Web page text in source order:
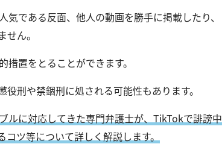
である反面、他人の動画を勝手に掲載したり、
ん。
置をとることができます。
刑や禁錮刑に処される可能性もあります。
ルに対応してきた専門弁護士が、TikTokで誹謗中
ツ等について詳しく解説します。